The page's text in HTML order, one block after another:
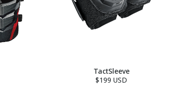
TactSleeve
$199 USD